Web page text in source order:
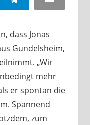
dass Jonas
Gundelsheim,
„Wir
mehr
er spontan die
Spannend
zum